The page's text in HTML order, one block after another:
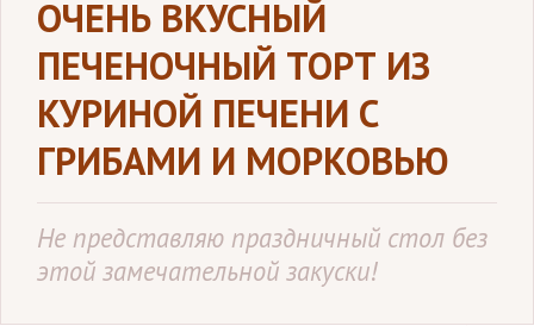
ОЧЕНЬ ВКУСНЫЙ
ПЕЧЕНОЧНЫЙ ТОРТ ИЗ
КУРИНОЙ ПЕЧЕНИ С
ГРИБАМИ И МОРКОВЬЮ
Не представляю праздничный стол без
этой замечательной закуски!